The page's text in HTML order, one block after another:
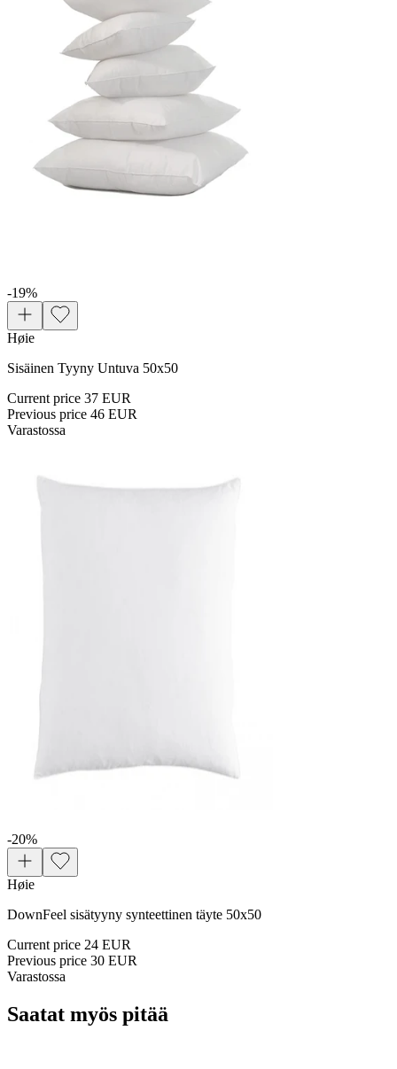
-19%
Høie
Sisäinen Tyyny Untuva 50x50
Current price 37 EUR
Previous price 46 EUR
Varastossa
-20%
Høie
DownFeel sisätyyny synteettinen täyte 50x50 ​
Current price 24 EUR
Previous price 30 EUR
Varastossa
Saatat myös pitää